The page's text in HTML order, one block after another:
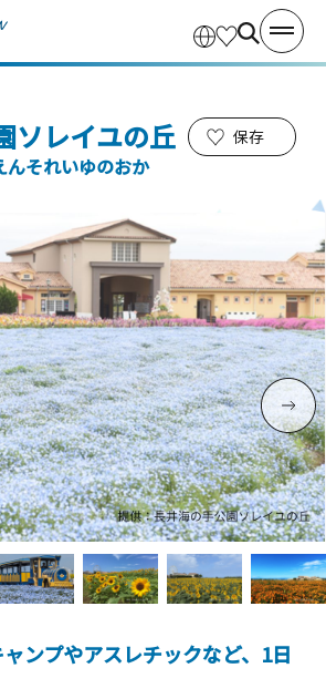
ソレイユの丘
んそれいゆのおか
保存
ンプやアスレチックなど、1日